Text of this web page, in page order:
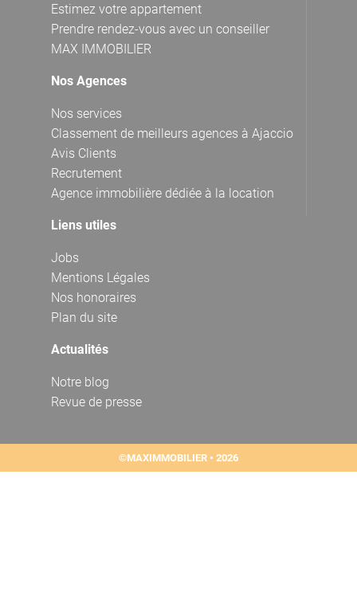
Estimez votre appartement
Prendre rendez-vous avec un conseiller
MAX IMMOBILIER
Nos Agences
Nos services
Classement de meilleurs agences à Ajaccio
Avis Clients
Recrutement
Agence immobilière dédiée à la location
Liens utiles
Jobs
Mentions Légales
Nos honoraires
Plan du site
Actualités
Notre blog
Revue de presse
©MAXIMMOBILIER • 2026